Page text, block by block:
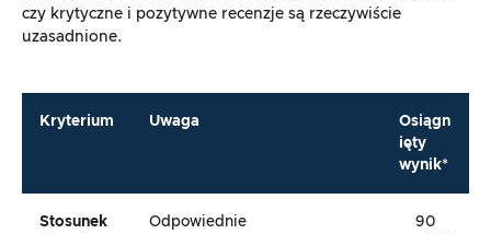
czy krytyczne i pozytywne recenzje są rzeczywiście
uzasadnione.
Kryterium Uwaga
Osiągn
ięty
wynik*
Stosunek
Odpowiednie
90